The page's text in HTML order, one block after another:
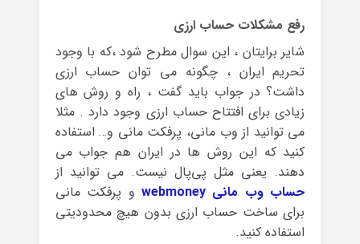
رفع مشکلات حساب ارزی
شایر برایتان ، این سوال مطرح شود ،که با وجود
تحریم ایران ، چگونه می توان حساب ارزی
داشت؟ در جواب باید گفت ، راه و روش های
زیادی برای افتتاح حساب ارزی وجود دارد . مثلا
می توانید از وب مانی، پرفکت مانی و… استفاده
کنید که این روش ها در ایران هم جواب می
دهند. یعنی مثل پی‌پال نیست. می توانید از
حساب وب مانی webmoney
و پرفکت مانی
برای ساخت حساب ارزی بدون هیچ محدودیتی
استفاده کنید.